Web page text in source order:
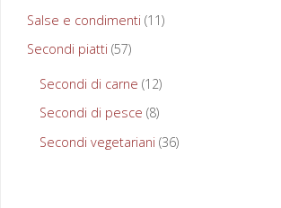
M
a
c
c
Salse e condimenti (11)
Secondi piatti (57)
Secondi di carne (12)
Secondi di pesce (8)
Secondi vegetariani (36)